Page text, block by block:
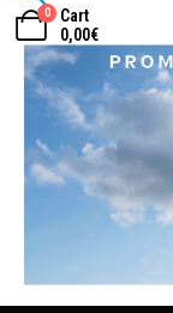
0
Cart
0,00€